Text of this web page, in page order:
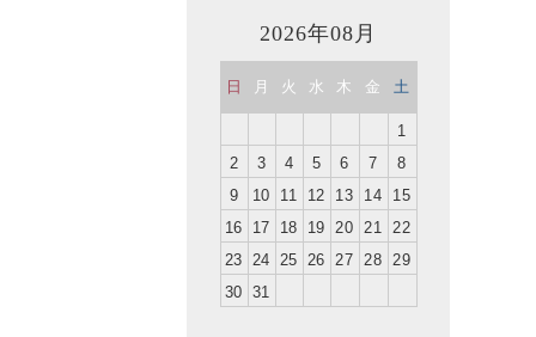
2026年08月
日 月 火 水 木 金 土
1
2
3 4 5 6 7
8
9
10 11 12 13 14
15
16
17 18 19 20 21
22
23 24 25 26 27 28
29
30 31